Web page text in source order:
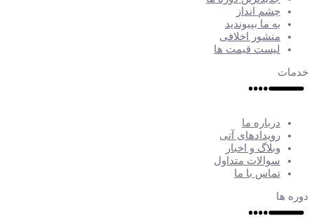
چشم انداز
به ما بپیوندید
منشور اخلافی
لیست قیمت ها
خدمات
درباره ما
رویدادهای آتی
وبلاگ و اخبار
سوالات متداول
تماس با ما
دوره ها